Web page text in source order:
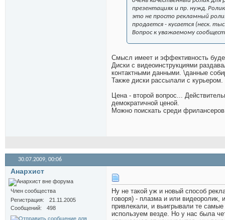
презентациях и пр. нужд.
это не просто рекламный
продается - кусается (неск.
Вопрос к уважаемому
Смысл имеет и эффективность
Диски с видеоинструкциями
контактными данными. \данные
Также диски рассылали с
Цена - второй вопрос...
демократичной ценой.
Можно поискать среди фрилансеров
30.07.2009, 00:06
Анархист
Член сообщества
Регистрация
21.11.2005
Сообщений
498
Ну не такой уж и новый способ
говоря) - плазма и или
привлекали, и выигрывали те
используем везде. Но у нас была